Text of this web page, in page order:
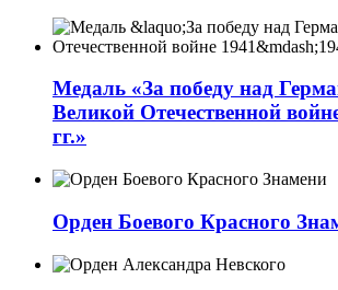
Медаль «За победу над
Великой Отечественной
гг.»
Орден Боевого Красного